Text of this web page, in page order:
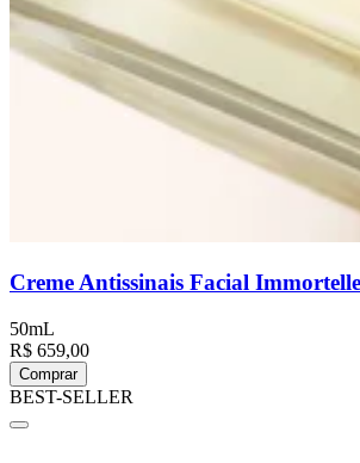
Creme Antissinais Facial
50mL
R$ 659,00
Comprar
BEST-SELLER